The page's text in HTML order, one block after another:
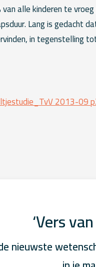
alle kinderen te
Lang is gedacht
in tegenstelling
2013-09
‘Vers
nieuwste